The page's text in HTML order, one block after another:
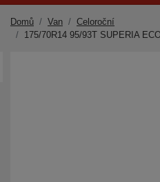
Domů Van
Celoroční
175/70R14 95/93T SUPERIA